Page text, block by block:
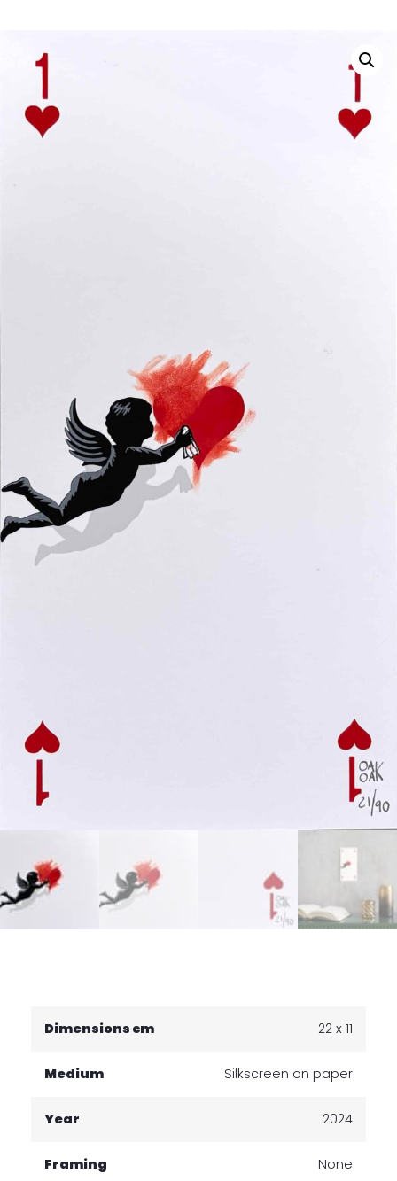
Dimensions cm 22 x 11
Medium Silkscreen on paper
Year 2024
Framing None